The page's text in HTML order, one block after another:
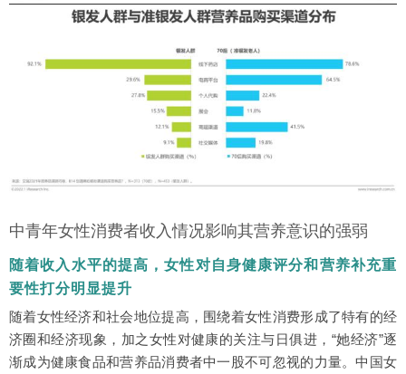
中青年女性消费者收入情况影响其营养意识的强弱
随着收入水平的提高，女性对自身健康评分和营养补充重
要性打分明显提升
随着女性经济和社会地位提高，围绕着女性消费形成了特有的经
济圈和经济现象，加之女性对健康的关注与日俱进，“她经济”逐
渐成为健康食品和营养品消费者中一股不可忽视的力量。中国女